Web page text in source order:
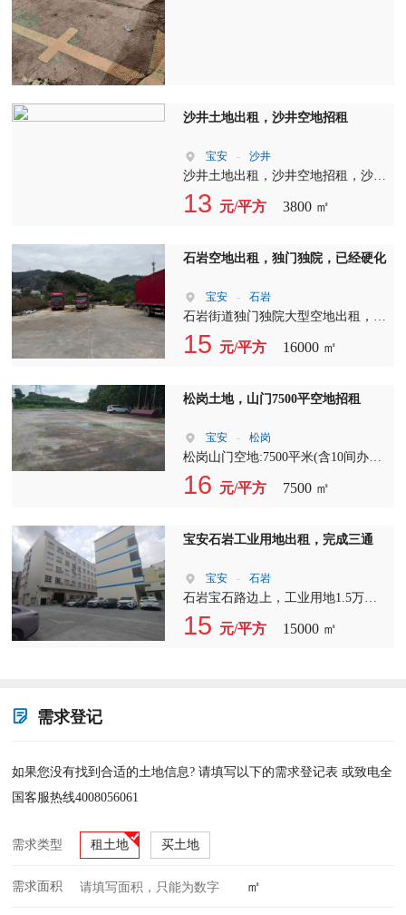
沙井土地出租，沙井空地招租
宝安 - 沙井
沙井土地出租，沙井空地招租，沙井
主干道旁新出3800平米空地，包含
300平米铁皮房，现成办公室 ，对外
13 元/平方 3800 ㎡
石岩空地出租，独门独院，已经硬化
宝安 - 石岩
石岩街道独门独院大型空地出租，面
积16000平，报价15元，硬化好，交
通方便，主干道上，价格可谈，合同
15 元/平方 16000 ㎡
松岗土地，山门7500平空地招租
宝安 - 松岗
松岗山门空地:7500平米(含10间办公
室，约300平米)，全部柏油硬化，带
充电桩，合同10年，电可供
16 元/平方 7500 ㎡
宝安石岩工业用地出租，完成三通
宝安 - 石岩
石岩宝石路边上，工业用地1.5万
平，位置优越，租金便宜，租金只用
15元适合各行业，欢迎来电
15 元/平方 15000 ㎡
需求登记
如果您没有找到合适的土地信息? 请填写以下的需求登记表 或致电全
国客服热线4008056061
需求类型 租土地 买土地
需求面积 ㎡